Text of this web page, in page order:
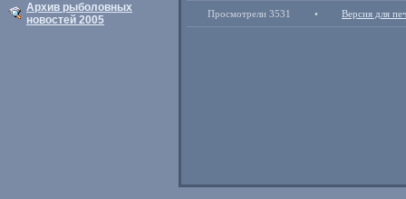
Архив рыболовных
новостей 2005
Просмотрели 3531 • Версия для